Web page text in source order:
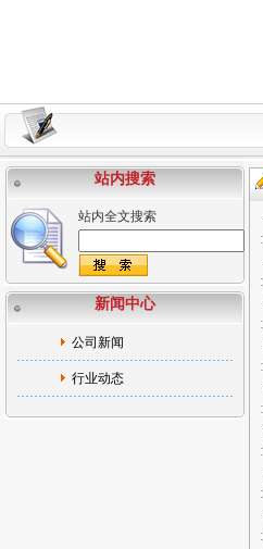
站内搜索
站内全文搜索
新闻中心
公司新闻
行业动态